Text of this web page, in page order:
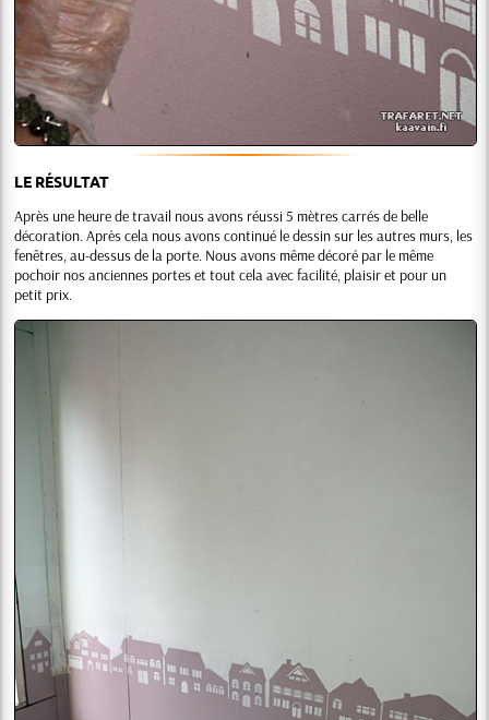
LE RÉSULTAT
Après une heure de travail nous avons réussi 5 mètres carrés de belle
décoration. Après cela nous avons continué le dessin sur les autres murs, les
fenêtres, au-dessus de la porte. Nous avons même décoré par le même
pochoir nos anciennes portes et tout cela avec facilité, plaisir et pour un
petit prix.